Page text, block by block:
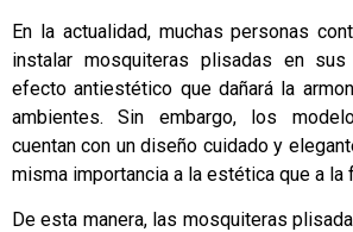
En la actualidad, muchas personas
instalar mosquiteras plisadas en
efecto antiestético que dañará la
ambientes. Sin embargo, los
cuentan con un diseño cuidado y
misma importancia a la estética que a la
De esta manera, las mosquiteras